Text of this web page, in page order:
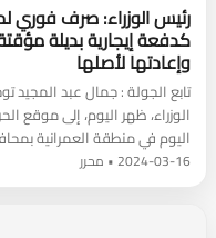
كدفعة إيجارية بديلة
وإعادتها لأصلها
تابع الجولة : جمال عبد
الوزراء، ظهر اليوم، إلى موقع
اليوم في منطقة العمرانية
2024-03-16 • محرر